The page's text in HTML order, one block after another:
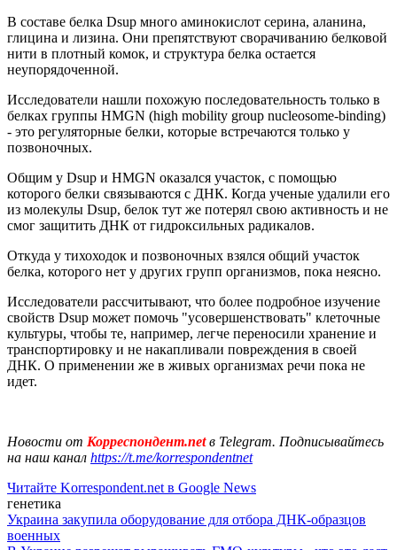
В составе белка Dsup много аминокислот серина, аланина,
глицина и лизина. Они препятствуют сворачиванию белковой
нити в плотный комок, и структура белка остается
неупорядоченной.
Исследователи нашли похожую последовательность только в
белках группы HMGN (high mobility group nucleosome-binding)
- это регуляторные белки, которые встречаются только у
позвоночных.
Общим у Dsup и HMGN оказался участок, с помощью
которого белки связываются с ДНК. Когда ученые удалили его
из молекулы Dsup, белок тут же потерял свою активность и не
смог защитить ДНК от гидроксильных радикалов.
Откуда у тихоходок и позвоночных взялся общий участок
белка, которого нет у других групп организмов, пока неясно.
Исследователи рассчитывают, что более подробное изучение
свойств Dsup может помочь "усовершенствовать" клеточные
культуры, чтобы те, например, легче переносили хранение и
транспортировку и не накапливали повреждения в своей
ДНК. О применении же в живых организмах речи пока не
идет.
Новости от Корреспондент.netв Telegram. Подписывайтесь
на наш канал https://t.me/korrespondentnet
Читайте Korrespondent.net в Google News
генетика
Украина закупила оборудование для отбора ДНК-образцов
военных